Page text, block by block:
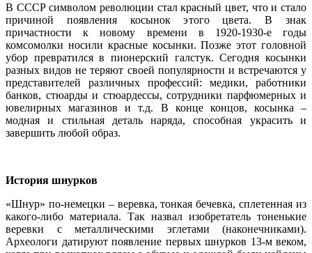
В СССР символом революции стал красный цвет, что и стало
причиной появления косынок этого цвета. В знак
причастности к новому времени в 1920-1930-е годы
комсомолки носили красные косынки. Позже этот головной
убор превратился в пионерский галстук. Сегодня косынки
разных видов не теряют своей популярности и встречаются у
представителей различных профессий: медики, работники
банков, стюарды и стюардессы, сотрудники парфюмерных и
ювелирных магазинов и т.д. В конце концов, косынка –
модная и стильная деталь наряда, способная украсить и
завершить любой образ.
История шнурков
«Шнур» по-немецки – веревка, тонкая бечевка, сплетенная из
какого-либо материала. Так назвал изобретатель тоненькие
веревки с металлическими эглетами (наконечниками).
Археологи датируют появление первых шнурков 13-м веком,